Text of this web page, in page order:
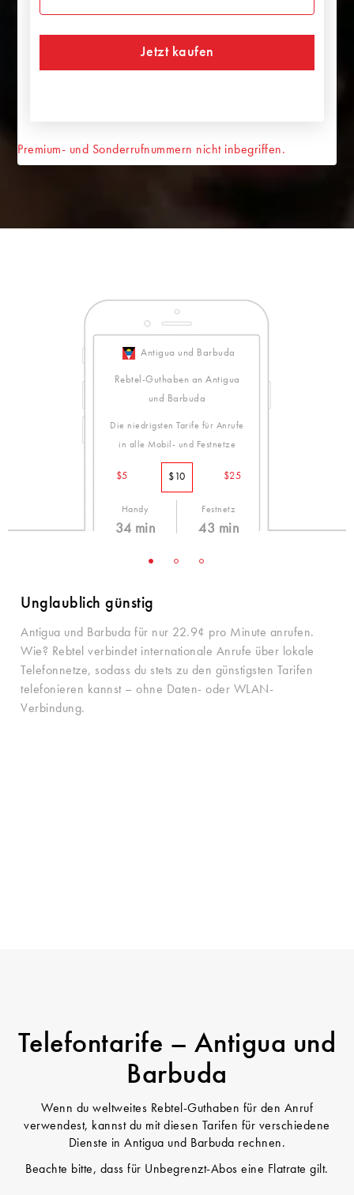
Jetzt kaufen
Premium- und Sonderrufnummern nicht inbegriffen.
Antigua und Barbuda
Rebtel-Guthaben an Antigua
und Barbuda
Die niedrigsten Tarife für Anrufe
in alle Mobil- und Festnetze
$5 $10 $25
Handy
34 min
Festnetz
43 min
Unglaublich günstig
Antigua und Barbuda für nur 22.9¢ pro Minute anrufen.
Wie? Rebtel verbindet internationale Anrufe über lokale
Telefonnetze, sodass du stets zu den günstigsten Tarifen
telefonieren kannst – ohne Daten- oder WLAN-
Verbindung.
Telefontarife – Antigua und
Barbuda
Wenn du weltweites Rebtel-Guthaben für den Anruf
verwendest, kannst du mit diesen Tarifen für verschiedene
Dienste in Antigua und Barbuda rechnen.
Beachte bitte, dass für Unbegrenzt-Abos eine Flatrate gilt.